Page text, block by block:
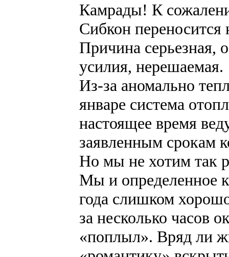
Камрады! К
Сибкон
Причина серьезная,
усилия, нерешаемая.
Из-за аномально
январе система
настоящее время
заявленным срокам
Но мы не хотим так
Мы и определенное
года слишком
за несколько часов
«поплыл». Вряд ли